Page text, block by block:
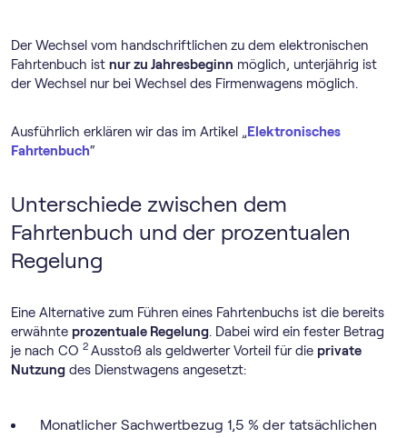
Der Wechsel vom handschriftlichen zu dem elektronischen
Fahrtenbuch ist nur zu Jahresbeginn möglich, unterjährig ist
der Wechsel nur bei Wechsel des Firmenwagens möglich.
Ausführlich erklären wir das im Artikel „ Elektronisches
Fahrtenbuch“
Unterschiede zwischen dem
Fahrtenbuch und der prozentualen
Regelung
Eine Alternative zum Führen eines Fahrtenbuchs ist die bereits
erwähnte prozentuale Regelung. Dabei wird ein fester Betrag
je nach CO 2 Ausstoß als geldwerter Vorteil für die private
Nutzung des Dienstwagens angesetzt:
Monatlicher Sachwertbezug 1,5 % der tatsächlichen